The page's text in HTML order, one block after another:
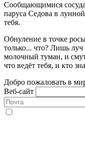
Сообщающимися
паруса Седова в
тебя.
Обнуление в точке
только... что? Лишь
молочный туман, и
что ведёт тебя, и кто
Добро пожаловать в
Веб-сайт